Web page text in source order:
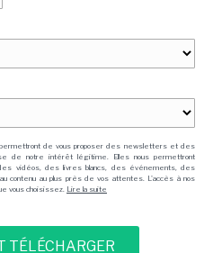
permettront de vous proposer des newsletters et des
de notre intérêt légitime. Elles nous permettront
vidéos, des livres blancs, des événements, des
contenu au plus près de vos attentes. L'accès à nos
vous choisissez. Lire la suite